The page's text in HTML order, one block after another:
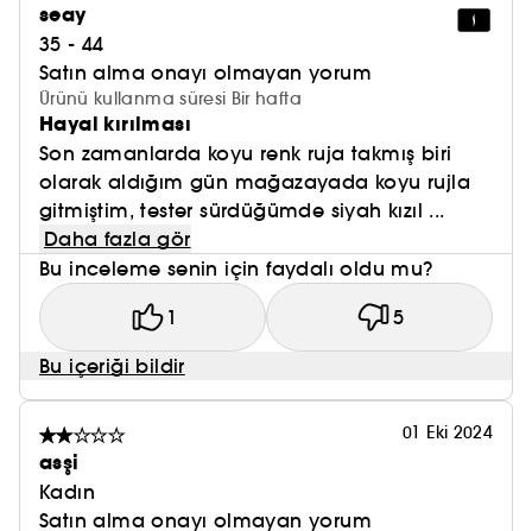
seay
35 - 44
Satın alma onayı olmayan yorum
Ürünü kullanma süresi Bir hafta
Hayal kırılması
Son zamanlarda koyu renk ruja takmış biri
olarak aldığım gün mağazayada koyu rujla
gitmiştim, tester sürdüğümde siyah kızıl ...
Daha fazla gör
Bu inceleme senin için faydalı oldu mu?
1 5
Bu içeriği bildir
01 Eki 2024
asşi
Kadın
Satın alma onayı olmayan yorum